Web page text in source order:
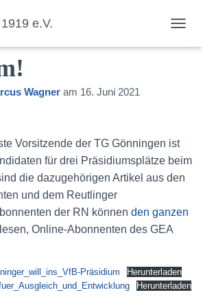
O
V
G
A
O
ins VfB-
Wagner am 16. Juni 2021
Vorsitzende der TG Gönningen ist
für drei Präsidiumsplätze beim
die dazugehörigen Artikel aus den
und dem Reutlinger
der RN können den ganzen
lesen, Online-Abonnenten des GEA
Präsidium
Herunterladen
Herunterladen